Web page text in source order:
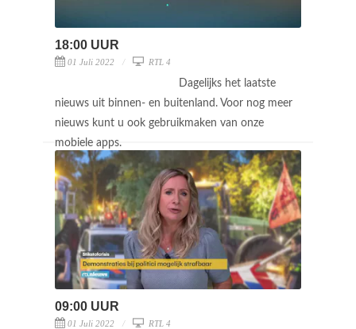
18:00 UUR
01 Juli 2022 RTL 4
Dagelijks het laatste
nieuws uit binnen- en buitenland. Voor nog meer
nieuws kunt u ook gebruikmaken van onze
mobiele apps.
09:00 UUR
01 Juli 2022 RTL 4